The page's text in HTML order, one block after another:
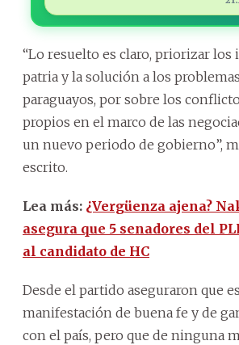
“Lo resuelto es claro, priorizar los
patria y la solución a los
paraguayos, por sobre los
propios en el marco de las
un nuevo periodo de gobierno”,
escrito.
Lea más: ¿Vergüenza ajena?
asegura que 5 senadores del
al candidato de HC
Desde el partido aseguraron que
manifestación de buena fe y de
con el país, pero que de ninguna